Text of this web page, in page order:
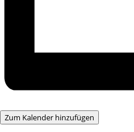
Zum Kalender hinzufügen